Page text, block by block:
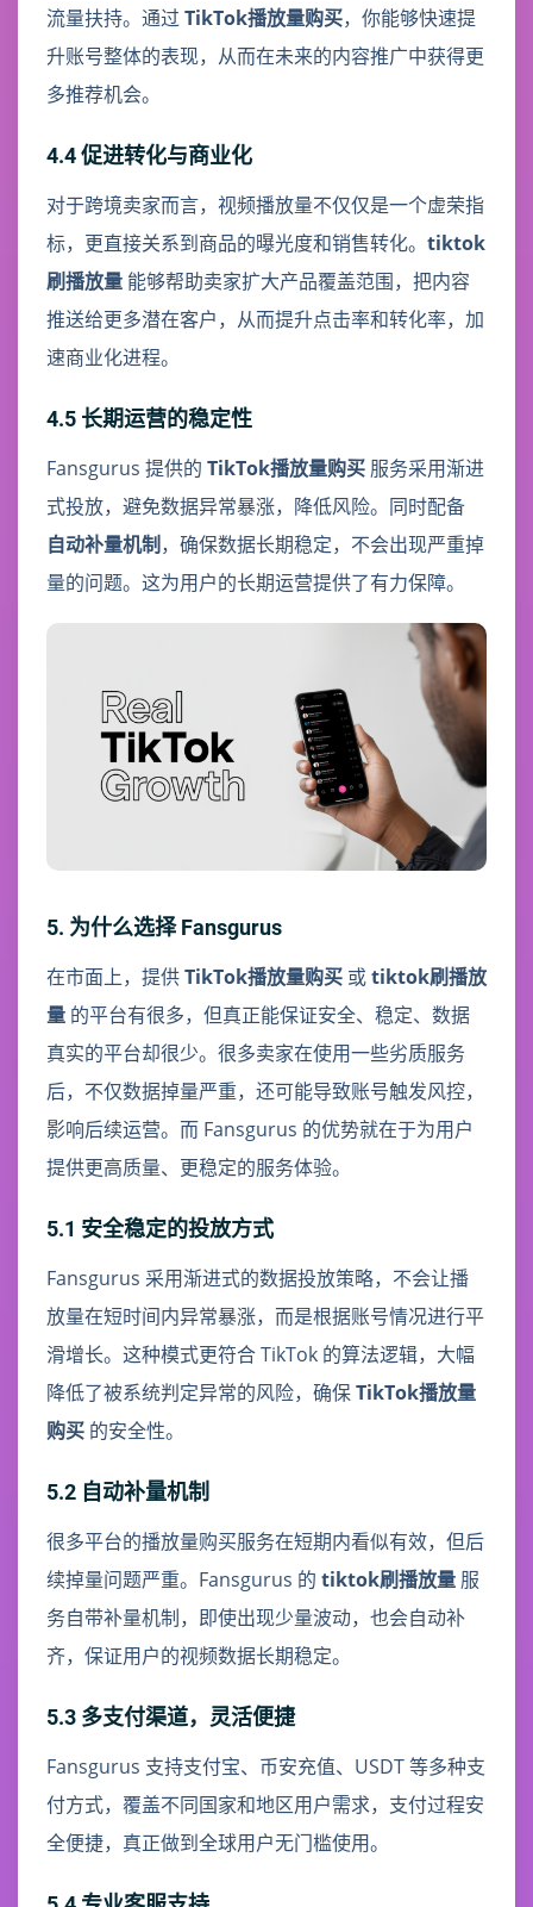
流量扶持。通过 TikTok播放量购买，你能够快速提
升账号整体的表现，从而在未来的内容推广中获得更
多推荐机会。
4.4 促进转化与商业化
对于跨境卖家而言，视频播放量不仅仅是一个虚荣指
标，更直接关系到商品的曝光度和销售转化。 tiktok
刷播放量 能够帮助卖家扩大产品覆盖范围，把内容
推送给更多潜在客户，从而提升点击率和转化率，加
速商业化进程。
4.5 长期运营的稳定性
Fansgurus 提供的 TikTok播放量购买 服务采用渐进
式投放，避免数据异常暴涨，降低风险。同时配备
自动补量机制，确保数据长期稳定，不会出现严重掉
量的问题。这为用户的长期运营提供了有力保障。
5. 为什么选择 Fansgurus
在市面上，提供TikTok播放量购买 或tiktok刷播放
量 的平台有很多，但真正能保证安全、稳定、数据
真实的平台却很少。很多卖家在使用一些劣质服务
后，不仅数据掉量严重，还可能导致账号触发风控，
影响后续运营。而 Fansgurus 的优势就在于为用户
提供更高质量、更稳定的服务体验。
5.1 安全稳定的投放方式
Fansgurus 采用渐进式的数据投放策略，不会让播
放量在短时间内异常暴涨，而是根据账号情况进行平
滑增长。这种模式更符合 TikTok 的算法逻辑，大幅
降低了被系统判定异常的风险，确保TikTok播放量
购买 的安全性。
5.2 自动补量机制
很多平台的播放量购买服务在短期内看似有效，但后
续掉量问题严重。Fansgurus 的 tiktok刷播放量 服
务自带补量机制，即使出现少量波动，也会自动补
齐，保证用户的视频数据长期稳定。
5.3 多支付渠道，灵活便捷
Fansgurus 支持支付宝、币安充值、USDT 等多种支
付方式，覆盖不同国家和地区用户需求，支付过程安
全便捷，真正做到全球用户无门槛使用。